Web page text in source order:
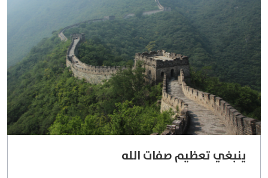
ينبغي تعظيم صفات الله